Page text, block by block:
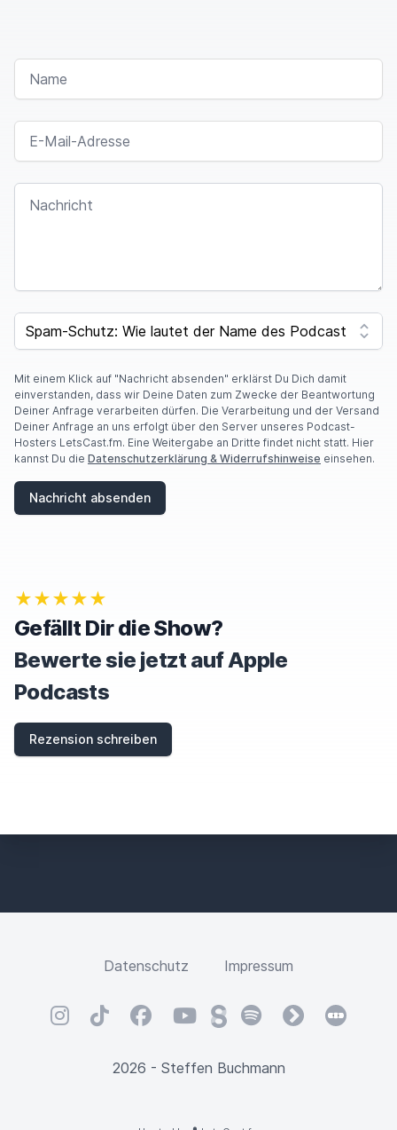
NAME
E-MAIL-ADRESSE
NACHRICHT
SPAM CAPTCHA
Mit einem Klick auf "Nachricht absenden" erklärst Du Dich damit
einverstanden, dass wir Deine Daten zum Zwecke der Beantwortung
Deiner Anfrage verarbeiten dürfen. Die Verarbeitung und der Versand
Deiner Anfrage an uns erfolgt über den Server unseres Podcast-
Hosters LetsCast.fm. Eine Weitergabe an Dritte findet nicht statt. Hier
kannst Du die Datenschutzerklärung & Widerrufshinweise einsehen.
Nachricht absenden
★★★★★
Gefällt Dir die Show?
Bewerte sie jetzt auf Apple
Podcasts
Rezension schreiben
Datenschutz Impressum
InstagramTikTokFacebookYouTubeSteadySpotifyfyyd
2026 - Steffen Buchmann